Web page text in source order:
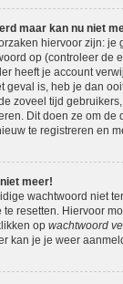
maar kan nu niet
hiervoor zijn: je
op (controleer de
heeft je account
geval is, heb je dan
zoveel tijd
Dit doen ze om de
te registreren en
meer!
wachtwoord niet
resetten. Hiervoor
op wachtwoord
kan je je weer